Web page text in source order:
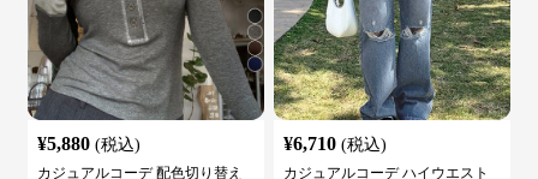
¥5,880 (税込)
カジュアルコーデ 配色切り替え
¥6,710 (税込)
カジュアルコーデ ハイウエスト